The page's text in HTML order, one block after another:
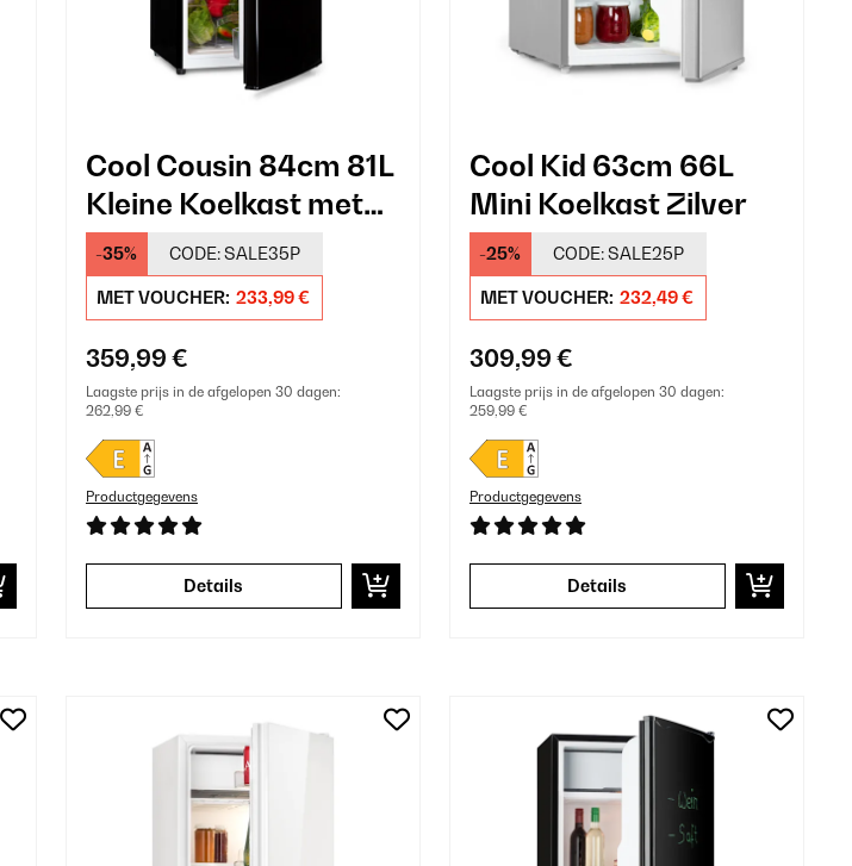
Cool Cousin 84cm 81L
Kleine Koelkast met
Vriesvak Zwart
-35% CODE: SALE35P
MET VOUCHER: 233,99 €
359,99 €
Laagste prijs in de afgelopen 30 dagen:
262,99 €
Productgegevens
Details
Cool Kid 63cm 66L
Mini Koelkast Zilver
-25% CODE: SALE25P
MET VOUCHER: 232,49 €
309,99 €
Laagste prijs in de afgelopen 30 dagen:
259,99 €
Productgegevens
Details